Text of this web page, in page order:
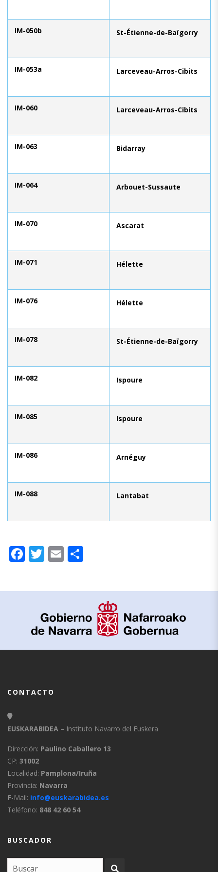
IM-050b St-Étienne-de-Baïgorry
IM-053a Larceveau-Arros-Cibits
IM-060 Larceveau-Arros-Cibits
IM-063 Bidarray
IM-064 Arbouet-Sussaute
IM-070 Ascarat
IM-071 Hélette
IM-076 Hélette
IM-078 St-Étienne-de-Baïgorry
IM-082 Ispoure
IM-085 Ispoure
IM-086 Arnéguy
IM-088 Lantabat
Facebook
Twitter
Email
CONTACTO
EUSKARABIDEA – Instituto Navarro del Euskera
Dirección: Paulino Caballero 13
CP: 31002
Localidad: Pamplona/Iruña
Provincia: Navarra
E-Mail: info@euskarabidea.es
Teléfono: 848 42 60 54
BUSCADOR